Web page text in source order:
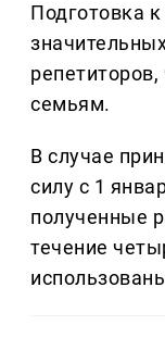
Подготовка
семьям.
В случае
силу с 1
полученные
течение